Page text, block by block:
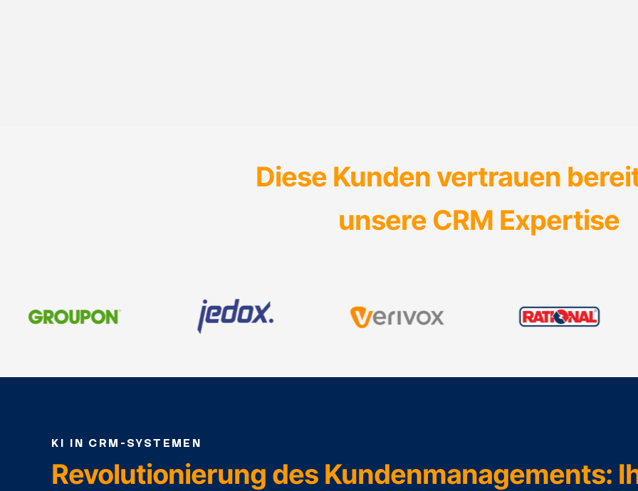
Diese Kunden vertrauen
unsere CRM Expertise
KI IN CRM-SYSTEMEN
Revolutionierung des Kundenmanagements: